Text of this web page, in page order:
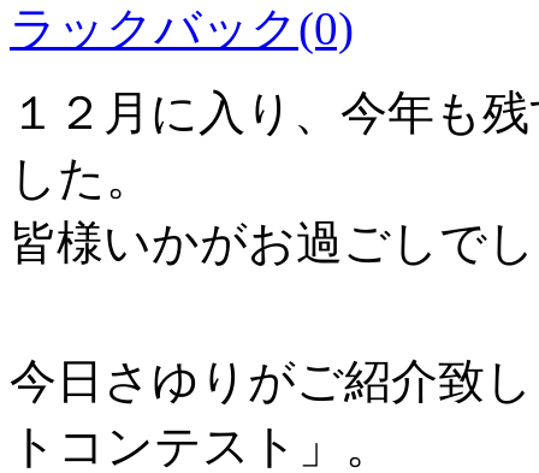
ラックバック(0)
１２月に入り、今年も
した。
皆様いかがお過ごしで
今日さゆりがご紹介致
トコンテスト」。